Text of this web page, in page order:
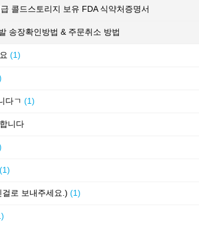
콜드스토리지 보유 FDA 식약처증명서
송장확인방법 & 주문취소 방법
(1)
다ㄱ (1)
니다
(1)
로 보내주세요.) (1)